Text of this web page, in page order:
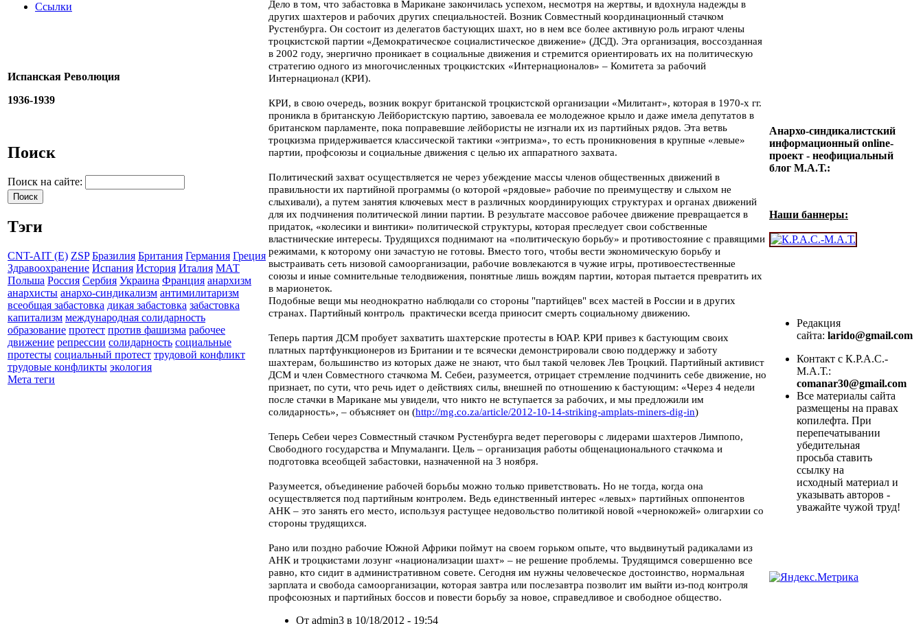
Ссылки
Испанская Революция
1936-1939
Поиск
Поиск на сайте:
Тэги
CNT-AIT (E) ZSP Бразилия Британия Германия Греция
Здравоохранение Испания История Италия МАТ
Польша Россия Сербия Украина Франция анархизм
анархисты анархо-синдикализм антимилитаризм
всеобщая забастовка дикая забастовка забастовка
капитализм международная солидарность
образование протест против фашизма рабочее
движение репрессии солидарность социальные
протесты социальный протест трудовой конфликт
трудовые конфликты экология
Мета теги
Дело в том, что забастовка в Марикане закончилась успехом, несмотря на жертвы, и вдохнула надежды в
других шахтеров и рабочих других специальностей. Возник Совместный координационный стачком
Рустенбурга. Он состоит из делегатов бастующих шахт, но в нем все более активную роль играют члены
троцкистской партии «Демократическое социалистическое движение» (ДСД). Эта организация, воссозданная
в 2002 году, энергично проникает в социальные движения и стремится ориентировать их на политическую
стратегию одного из многочисленных троцкистских «Интернационалов» – Комитета за рабочий
Интернационал (КРИ).
КРИ, в свою очередь, возник вокруг британской троцкистской организации «Милитант», которая в 1970-х гг.
проникла в британскую Лейбористскую партию, завоевала ее молодежное крыло и даже имела депутатов в
британском парламенте, пока поправевшие лейбористы не изгнали их из партийных рядов. Эта ветвь
троцкизма придерживается классической тактики «энтризма», то есть проникновения в крупные «левые»
партии, профсоюзы и социальные движения с целью их аппаратного захвата.
Политический захват осуществляется не через убеждение массы членов общественных движений в
правильности их партийной программы (о которой «рядовые» рабочие по преимуществу и слыхом не
слыхивали), а путем занятия ключевых мест в различных координирующих структурах и органах движений
для их подчинения политической линии партии. В результате массовое рабочее движение превращается в
придаток, «колесики и винтики» политической структуры, которая преследует свои собственные
властнические интересы. Трудящихся поднимают на «политическую борьбу» и противостояние с правящими
режимами, к которому они зачастую не готовы. Вместо того, чтобы вести экономическую борьбу и
выстраивать сеть низовой самоорганизации, рабочие вовлекаются в чужие игры, противоестественные
союзы и иные сомнительные телодвижения, понятные лишь вождям партии, которая пытается превратить их
в марионеток.
Подобные вещи мы неоднократно наблюдали со стороны "партийцев" всех мастей в России и в других
странах. Партийный контроль практически всегда приносит смерть социальному движению.
Теперь партия ДСМ пробует захватить шахтерские протесты в ЮАР. КРИ привез к бастующим своих
платных партфункционеров из Британии и те всячески демонстрировали свою поддержку и заботу
шахтерам, большинство из которых даже не знают, что был такой человек Лев Троцкий. Партийный активист
ДСМ и член Совместного стачкома М. Себеи, разумеется, отрицает стремление подчинить себе движение, но
признает, по сути, что речь идет о действиях силы, внешней по отношению к бастующим: «Через 4 недели
после стачки в Марикане мы увидели, что никто не вступается за рабочих, и мы предложили им
солидарность», – объясняет он (http://mg.co.za/article/2012-10-14-striking-amplats-miners-dig-in)
Теперь Себеи через Совместный стачком Рустенбурга ведет переговоры с лидерами шахтеров Лимпопо,
Свободного государства и Мпумаланги. Цель – организация работы общенационального стачкома и
подготовка всеобщей забастовки, назначенной на 3 ноября.
Разумеется, объединение рабочей борьбы можно только приветствовать. Но не тогда, когда она
осуществляется под партийным контролем. Ведь единственный интерес «левых» партийных оппонентов
АНК – это занять его место, используя растущее недовольство политикой новой «чернокожей» олигархии со
стороны трудящихся.
Рано или поздно рабочие Южной Африки поймут на своем горьком опыте, что выдвинутый радикалами из
АНК и троцкистами лозунг «национализации шахт» – не решение проблемы. Трудящимся совершенно все
равно, кто сидит в административном совете. Сегодня им нужны человеческое достоинство, нормальная
зарплата и свобода самоорганизации, которая завтра или послезавтра позволит им выйти из-под контроля
профсоюзных и партийных боссов и повести борьбу за новое, справедливое и свободное общество.
От admin3 в 10/18/2012 - 19:54
Анархо-синдикалистский
информационный online-
проект - неофициальный
блог М.А.Т.:
Наши баннеры:
Редакция
сайта: larido@gmail.com
Контакт с К.Р.А.С.-
М.А.Т.:
comanar30@gmail.com
Все материалы сайта
размещены на правах
копилефта. При
перепечатывании
убедительная
просьба ставить
ссылку на
исходный материал и
указывать авторов -
уважайте чужой труд!